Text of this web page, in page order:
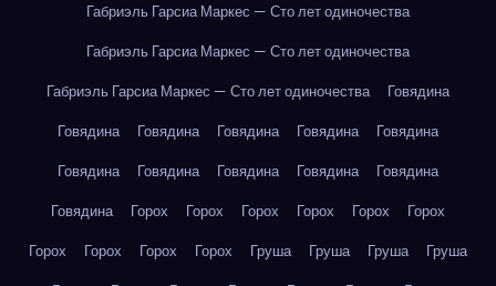
Габриэль Гарсиа Маркес — Сто лет одиночества
Габриэль Гарсиа Маркес — Сто лет одиночества
Габриэль Гарсиа Маркес — Сто лет одиночества
Говядина
Говядина
Говядина Говядина Говядина
Говядина
Говядина
Говядина Говядина Говядина
Говядина
Говядина
Горох Горох Горох Горох Горох
Горох
Горох
Горох Горох Горох Груша Груша Груша
Груша